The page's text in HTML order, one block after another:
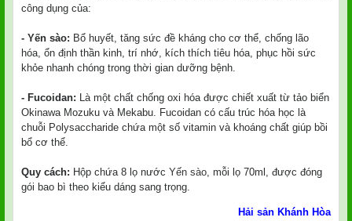
công dụng của:
- Yến sào: Bổ huyết, tăng sức đề kháng cho cơ thể, chống lão
hóa, ổn định thần kinh, trí nhớ, kích thích tiêu hóa, phục hồi sức
khỏe nhanh chóng trong thời gian dưỡng bệnh.
- Fucoidan: Là một chất chống oxi hóa được chiết xuất từ tảo biển
Okinawa Mozuku và Mekabu. Fucoidan có cấu trúc hóa học là
chuỗi Polysaccharide chứa một số vitamin và khoáng chất giúp bồi
bổ cơ thể.
Quy cách: Hộp chứa 8 lọ nước Yến sào , mỗi lọ 70ml, được đóng
gói bao bì theo kiểu dáng sang trọng.
Hải sản Khánh Hòa